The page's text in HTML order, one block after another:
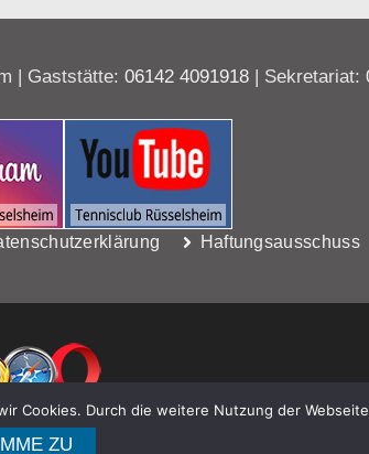
| Gaststätte: 06142 4091918 | Sekretariat:
Haftungsausschuss
Rüsselsheim
Cookies. Durch die weitere Nutzung der
ZU